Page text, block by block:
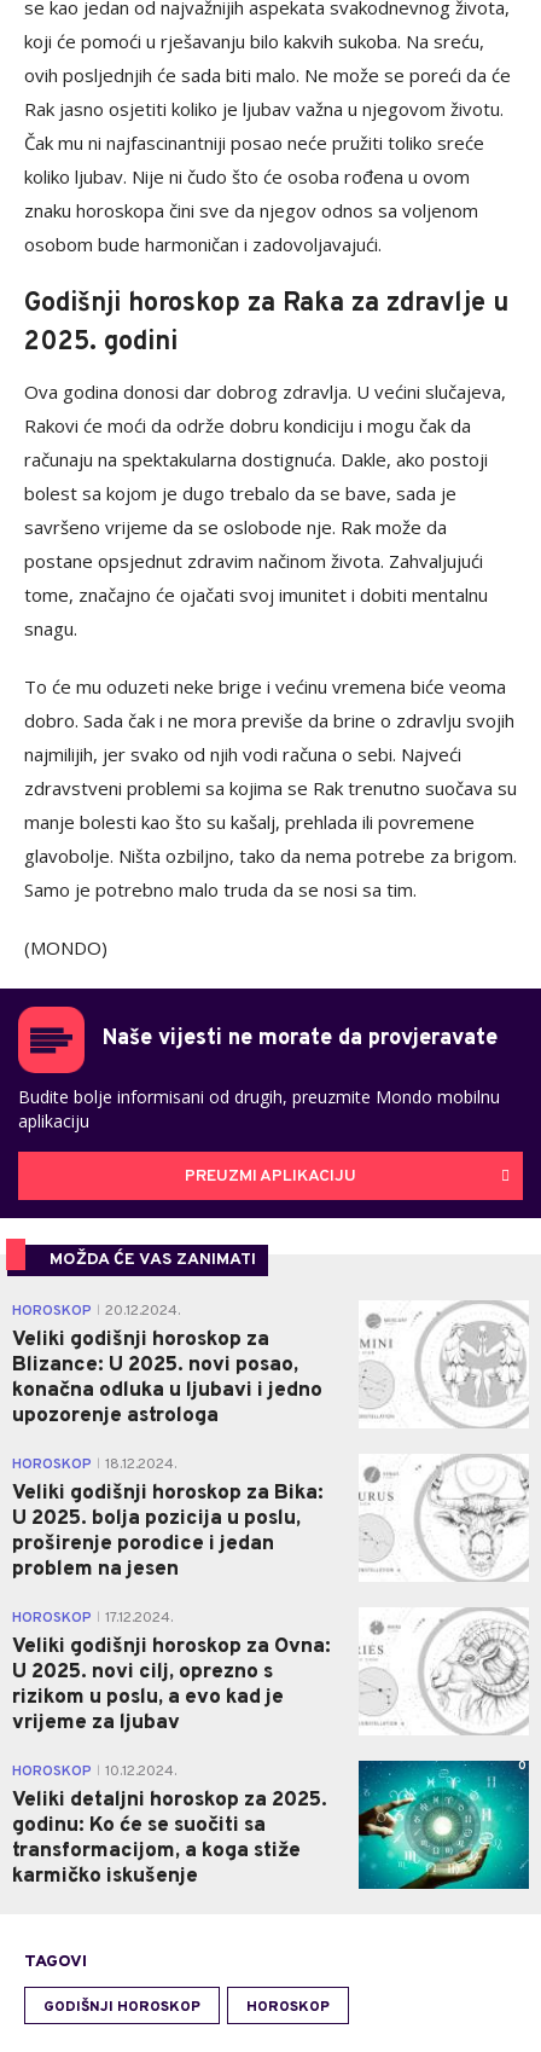
se kao jedan od najvažnijih aspekata svakodnevnog života,
koji će pomoći u rješavanju bilo kakvih sukoba. Na sreću,
ovih posljednjih će sada biti malo. Ne može se poreći da će
Rak jasno osjetiti koliko je ljubav važna u njegovom životu.
Čak mu ni najfascinantniji posao neće pružiti toliko sreće
koliko ljubav. Nije ni čudo što će osoba rođena u ovom
znaku horoskopa čini sve da njegov odnos sa voljenom
osobom bude harmoničan i zadovoljavajući.
Godišnji horoskop za Raka za zdravlje u
2025. godini
Ova godina donosi dar dobrog zdravlja. U većini slučajeva,
Rakovi će moći da održe dobru kondiciju i mogu čak da
računaju na spektakularna dostignuća. Dakle, ako postoji
bolest sa kojom je dugo trebalo da se bave, sada je
savršeno vrijeme da se oslobode nje. Rak može da
postane opsjednut zdravim načinom života. Zahvaljujući
tome, značajno će ojačati svoj imunitet i dobiti mentalnu
snagu.
To će mu oduzeti neke brige i većinu vremena biće veoma
dobro. Sada čak i ne mora previše da brine o zdravlju svojih
najmilijih, jer svako od njih vodi računa o sebi. Najveći
zdravstveni problemi sa kojima se Rak trenutno suočava su
manje bolesti kao što su kašalj, prehlada ili povremene
glavobolje. Ništa ozbiljno, tako da nema potrebe za brigom.
Samo je potrebno malo truda da se nosi sa tim.
(MONDO)
Naše vijesti ne morate da provjeravate
Budite bolje informisani od drugih, preuzmite Mondo mobilnu
aplikaciju
PREUZMI APLIKACIJU
MOŽDA ĆE VAS ZANIMATI
HOROSKOP 20.12.2024.
Veliki godišnji horoskop za
Blizance: U 2025. novi posao,
konačna odluka u ljubavi i jedno
upozorenje astrologa
0
HOROSKOP 18.12.2024.
Veliki godišnji horoskop za Bika:
U 2025. bolja pozicija u poslu,
proširenje porodice i jedan
problem na jesen
0
HOROSKOP 17.12.2024.
Veliki godišnji horoskop za Ovna:
U 2025. novi cilj, oprezno s
rizikom u poslu, a evo kad je
vrijeme za ljubav
0
HOROSKOP 10.12.2024.
Veliki detaljni horoskop za 2025.
godinu: Ko će se suočiti sa
transformacijom, a koga stiže
karmičko iskušenje
0
TAGOVI
GODIŠNJI HOROSKOP HOROSKOP